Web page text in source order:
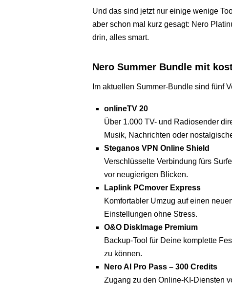
Und das sind jetzt nur einige wenige
aber schon mal kurz gesagt: Nero
drin, alles smart.
Nero Summer Bundle mit
Im aktuellen Summer-Bundle sind fünf
onlineTV 20
Über 1.000 TV- und Radiosender
Musik, Nachrichten oder
Steganos VPN Online Shield
Verschlüsselte Verbindung fürs
vor neugierigen Blicken.
Laplink PCmover Express
Komfortabler Umzug auf einen
Einstellungen ohne Stress.
O&O DiskImage Premium
Backup-Tool für Deine komplette
zu können.
Nero AI Pro Pass – 300 Credits
Zugang zu den Online-KI-Diensten